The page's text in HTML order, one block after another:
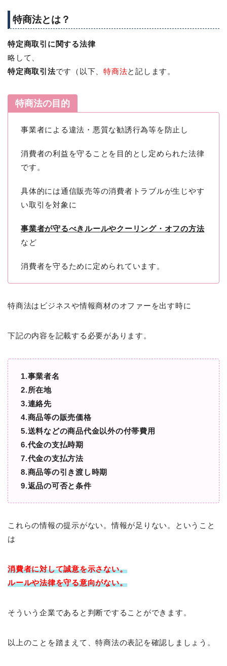
特商法とは？
特定商取引に関する法律
略して、
特定商取引法です（以下、特商法と記します。
特商法の目的
事業者による違法・悪質な勧誘行為等を防止し
消費者の利益を守ることを目的とし定められた法律
です。
具体的には通信販売等の消費者トラブルが生じやす
い取引を対象に
事業者が守るべきルールやクーリング・オフの方法
など
消費者を守るために定められています。
特商法はビジネスや情報商材のオファーを出す時に
下記の内容を記載する必要があります。
1.事業者名
2.所在地
3.連絡先
4.商品等の販売価格
5.送料などの商品代金以外の付帯費用
6.代金の支払時期
7.代金の支払方法
8.商品等の引き渡し時期
9.返品の可否と条件
これらの情報の提示がない。情報が足りない。ということ
は
消費者に対して誠意を示さない。
ルールや法律を守る意向がない。
そういう企業であると判断ですることができます。
以上のことを踏まえて、特商法の表記を確認しましょう。